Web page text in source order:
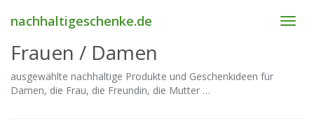
nachhaltigeschenke.de
Frauen / Damen
ausgewählte nachhaltige Produkte und Geschenkideen für
Damen, die Frau, die Freundin, die Mutter …